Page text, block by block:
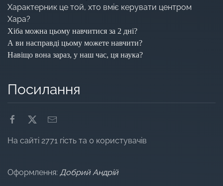
Характерник це той, хто вміє керувати центром
Хара?
Хіба можна цьому навчитися за 2 дні?
А ви насправді цьому можете навчити?
Навіщо вона зараз, у наш час, ця наука?
Посилання
На сайті 2771 гість та 0 користувачів
Оформлення: Добрий Андрій